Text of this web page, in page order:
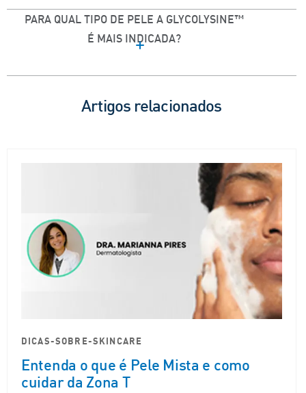
PARA QUAL TIPO DE PELE A GLYCOLYSINE™
É MAIS INDICADA?
Artigos relacionados
DICAS-SOBRE-SKINCARE
Entenda o que é Pele Mista e como
cuidar da Zona T​